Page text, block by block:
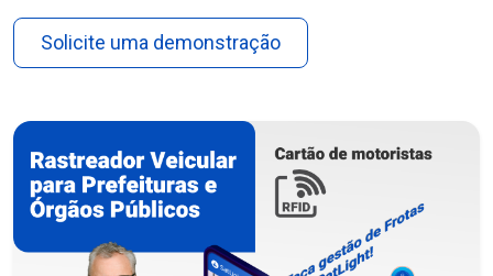
Solicite uma demonstração